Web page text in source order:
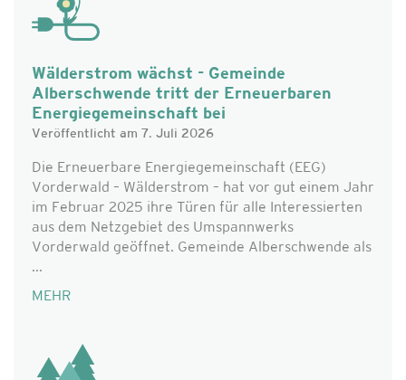
Wälderstrom wächst - Gemeinde
Alberschwende tritt der Erneuerbaren
Energiegemeinschaft bei
Veröffentlicht am 7. Juli 2026
Die Erneuerbare Energiegemeinschaft (EEG)
Vorderwald – Wälderstrom – hat vor gut einem Jahr
im Februar 2025 ihre Türen für alle Interessierten
aus dem Netzgebiet des Umspannwerks
Vorderwald geöffnet. Gemeinde Alberschwende als
...
MEHR